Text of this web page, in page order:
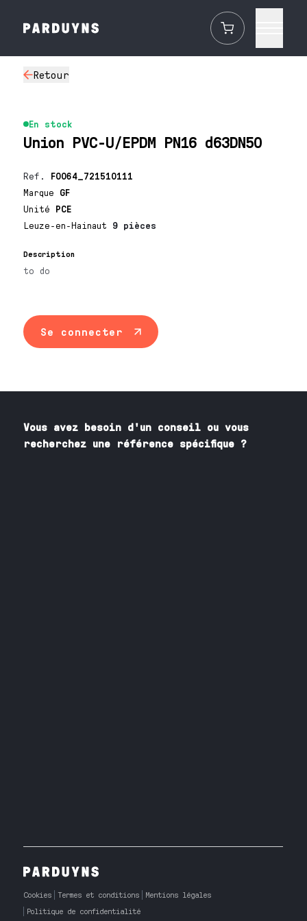
Retour
En stock
Union PVC-U/EPDM PN16 d63DN50
Ref. F0064_721510111
Marque GF
Unité PCE
Leuze-en-Hainaut 9 pièces
Description
to do
Se connecter
Vous avez besoin d'un conseil ou vous
recherchez une référence spécifique ?
Cookies Termes et conditions
Mentions légales
Politique de confidentialité